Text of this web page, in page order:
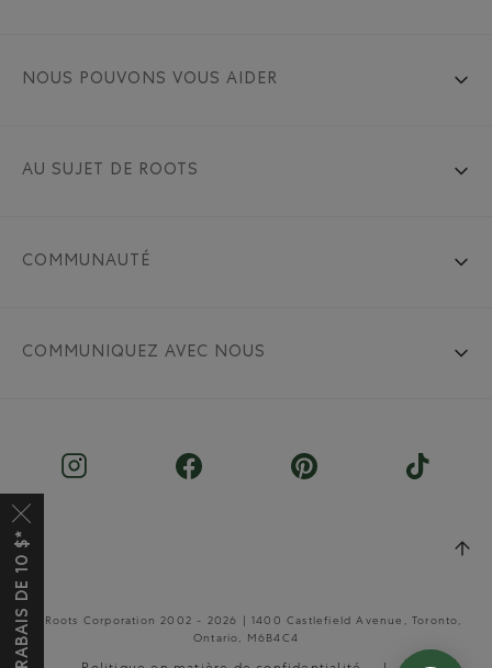
NOUS POUVONS VOUS AIDER
AU SUJET DE ROOTS
COMMUNAUTÉ
COMMUNIQUEZ AVEC NOUS
© Roots Corporation 2002 - 2026 | 1400 Castlefield Avenue, Toronto,
Ontario, M6B4C4